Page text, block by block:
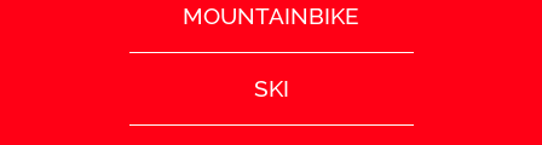
MOUNTAINBIKE
SKI